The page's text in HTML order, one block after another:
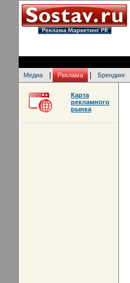
Медиа Реклама Брендинг
Карта
рекламного
рынка